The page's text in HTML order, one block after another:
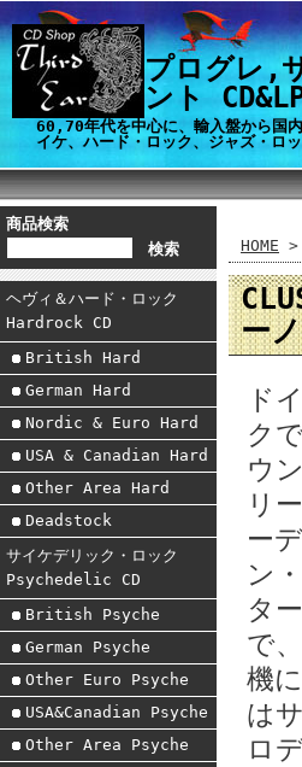
プログレ,
ント
60,70年代を中心に、輸入盤から国
イケ、ハード・ロック、ジャズ・ロ
商品検索
ヘヴィ＆ハード・ロック
Hardrock CD
British Hard
German Hard
Nordic & Euro Hard
USA & Canadian Hard
Other Area Hard
Deadstock
サイケデリック・ロック
Psychedelic CD
British Psyche
German Psyche
Other Euro Psyche
USA&Canadian Psyche
Other Area Psyche
HOME >
ー
ド
ク
ウ
リ
ー
ン
タ
で
機
は
ロ